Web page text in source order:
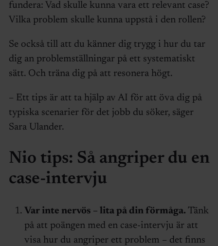
fundera: Vad skulle kunna vara ett relevant case?
Vilka problem skulle kunna uppstå i den rollen?
Se också till att du känner dig trygg i hur du tar
dig an problemställningar på ett systematiskt
sätt. Och träna dig på att resonera högt.
– Ett tips är att ta hjälp av AI för att öva dig på
typiska scenarier för det jobb du söker, säger
Sara Ulander.
Nio tips: Så angriper du en
case-intervju
Var inte nervös – lita på din förmåga. Tänk
på att poängen med en case-intervju är att
visa hur du angriper ett problem – det finns